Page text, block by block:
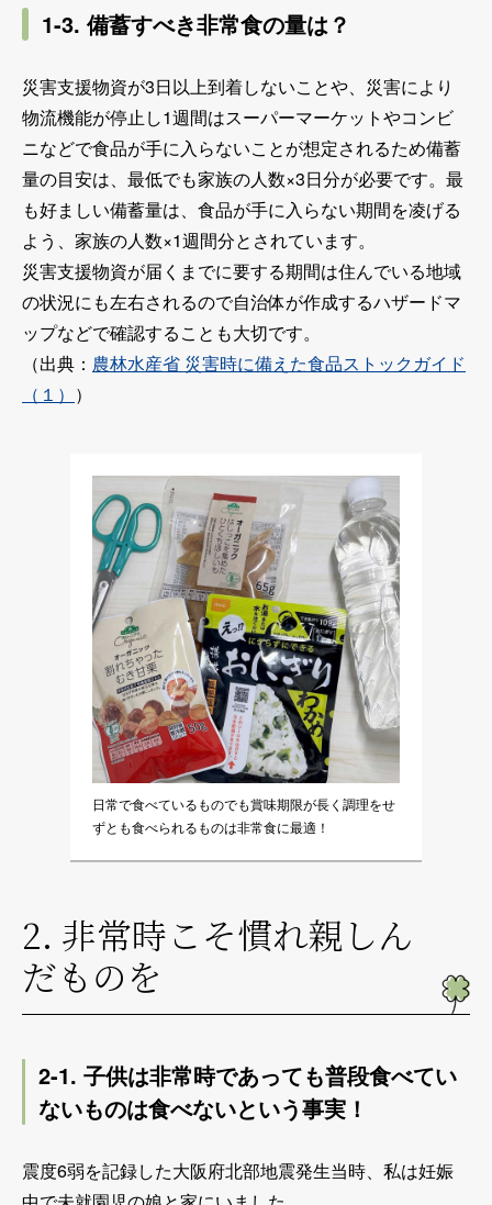
1-3. 備蓄すべき非常食の量は？
災害支援物資が3日以上到着しないことや、災害により
物流機能が停止し1週間はスーパーマーケットやコンビ
ニなどで食品が手に入らないことが想定されるため備蓄
量の目安は、最低でも家族の人数×3日分が必要です。最
も好ましい備蓄量は、食品が手に入らない期間を凌げる
よう、家族の人数×1週間分とされています。
災害支援物資が届くまでに要する期間は住んでいる地域
の状況にも左右されるので自治体が作成するハザードマ
ップなどで確認することも大切です。
（出典： 農林水産省 災害時に備えた食品ストックガイド
（１） ）
日常で食べているものでも賞味期限が長く調理をせ
ずとも食べられるものは非常食に最適！
2. 非常時こそ慣れ親しん
だものを
2-1. 子供は非常時であっても普段食べてい
ないものは食べないという事実！
震度6弱を記録した大阪府北部地震発生当時、私は妊娠